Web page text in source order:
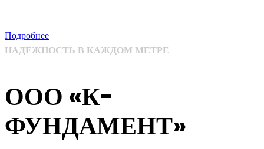
Подробнее
НАДЕЖНОСТЬ В КАЖДОМ МЕТРЕ
ООО «К-
ФУНДАМЕНТ»